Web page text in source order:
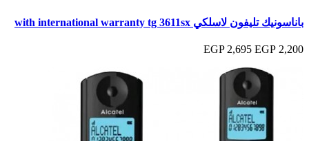
باناسونيك تليفون لاسلكي with international warranty tg 3611sx
2,200 EGP
2,695 EGP